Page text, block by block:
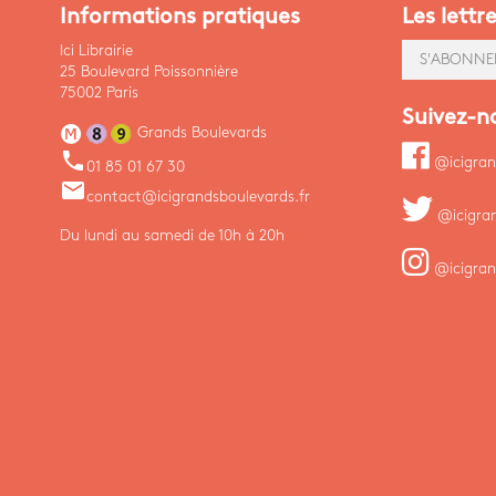
Informations pratiques
Ici Librairie
25 Boulevard Poissonnière
75002 Paris
Grands Boulevards
phone 01 85 01 67 30
emailcontact@icigrandsboulevards.fr
Du lundi au samedi de 10h à 20h
Les
Suivez-